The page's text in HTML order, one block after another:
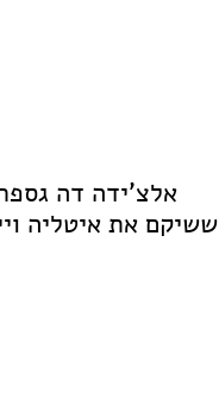
אלצ'ידה דה
ששיקם את איטליה